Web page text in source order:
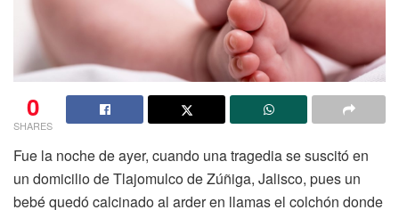
0
SHARES
Fue la noche de ayer, cuando una tragedia se suscitó en
un domicilio de Tlajomulco de Zúñiga, Jalisco, pues un
bebé quedó calcinado al arder en llamas el colchón donde